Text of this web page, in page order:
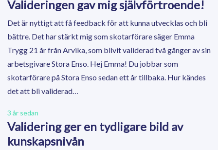
Valideringen gav mig självförtroende!
Det är nyttigt att få feedback för att kunna utvecklas och bli
bättre. Det har stärkt mig som skotarförare säger Emma
Trygg 21 år från Arvika, som blivit validerad två gånger av sin
arbetsgivare Stora Enso. Hej Emma! Du jobbar som
skotarförare på Stora Enso sedan ett år tillbaka. Hur kändes
det att bli validerad…
3 år sedan
Validering ger en tydligare bild av
kunskapsnivån